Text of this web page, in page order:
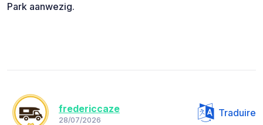
Park aanwezig.
fredericcaze
28/07/2026
Traduire